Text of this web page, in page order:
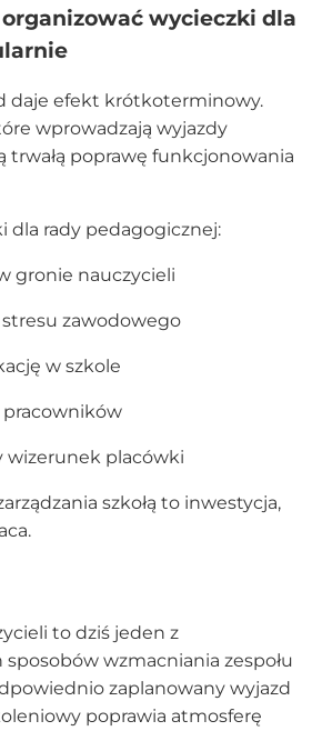
wycieczki dla
daje efekt krótkoterminowy.
wprowadzają wyjazdy
trwałą poprawę funkcjonowania
dla rady pedagogicznej:
gronie nauczycieli
zawodowego
w szkole
pracowników
wizerunek placówki
szkołą to inwestycja,
to dziś jeden z
wzmacniania zespołu
zaplanowany wyjazd
poprawia atmosferę